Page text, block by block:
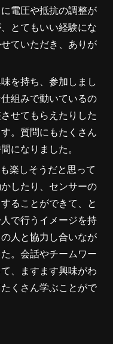
電圧や抵抗の調整が
とてもいい経験にな
ていただき、ありが
を持ち、参加しまし
組みで動いているの
せてもらえたりした
。質問にもたくさん
になりました。
楽しそうだと思って
したり、センサーの
ることができて、と
で行うイメージを持
人と協力し合いなが
。会話やチームワー
、ますます興味がわ
くさん学ぶことがで